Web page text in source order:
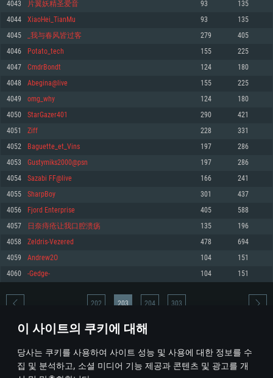
이 사이트의 쿠키에 대해
당사는 쿠키를 사용하여 사이트 성능 및 사용에 대한 정보를 수
집 및 분석하고, 소셜 미디어 기능 제공과 콘텐츠 및 광고를 개
최소사양
운영체제: Windows 10 (64 bit)
프로세서: 2.2 GHz 듀얼코어 이상
메모리: 4GB
그래픽 카드: DirectX 11 이상을 지원하는 AMD Radeon 77XX / NVIDIA
GeForce GT 660. 최소 사양 해상도: 720p
네트워크: 브로드밴드 인터넷
여유 저장 공간: 22.1 GB (최소 클라이언트)
권장 사양
570 혹은 그 이상
여유 저장 공간: 62.2 GB (전체 클라이언트)
최소사양
운영체제: Mac OS Big Sur 11.0
프로세서: 최소 2.2 GHz의 Core i5 (Intel Xeon 은 지원하지 않습니다)
메모리: 6 GB
그래픽 카드: Metal 을 지원하는 Intel Iris Pro 5200 (Mac), 혹은 이와 비슷한 성
능을 가지는 Mac 버전의 AMD/Nvidia. 최소 해상도: 720p
네트워크: 브로드밴드 인터넷
여유 저장 공간: 22.1 GB (최소 클라이언트)
권장 사양
네트워크: 브로드밴드 인터넷
여유 저장 공간: 62.2 GB (전체 클라이언트)
최소사양
운영체제: 64bit Linux 중 최신 버전
프로세서: 2.4 GHz 듀얼코어
메모리: 4 GB
그래픽 카드: Vulkan 을 지원하고, 최신 그래픽 드라이버를 지원하는 NVIDIA
660 (6개월 미만) 혹은 그와 동급의 성능을 가지며 최신 그래픽 드라이버를 지
원하는 AMD (6개월 미만; 최소사양 지원 해상도 720p)
네트워크: 브로드밴드 인터넷
여유 저장 공간: 22.1 GB (최소 클라이언트)
권장 사양
운영체제: Ubuntu 20.04 64bit
프로세서: Intel Core i7
메모리: 16 GB
그래픽 카드: Vulkan 을 지원하고, 최신 그래픽 드라이버를 지원하는 NVIDIA
1060 (6개월 미만) 혹은 그와 동급의 성능을 가지며 최신 그래픽 드라이버를
지원하는 AMD RX 570 (6개월 미만; 최소사양 지원 해상도 720p) 이상
여유 저장 공간: 62.2 GB (전체 클라이언트)
4043 片翼妖精圣爱音 93 135
4044 XiaoHei_TianMu 93 135
4045 _我与春风皆过客 279 405
4046 Potato_tech 155 225
4047 CmdrBondt 124 180
4048 Abegina@live 155 225
4049 omg_why 124 180
4050 StarGazer401 290 421
4051 Ziff 228 331
4052 Baguette_et_Vins 197 286
4053 Gustymiks2000@psn 197 286
4054 Sazabi FF@live 166 241
4055 SharpBoy 301 437
4056 Fjord Enterprise 405 588
4057 日奈痔疮让我口腔溃疡 135 196
4058 Zeldris-Vezered 478 694
4059 Andrew2O 104 151
4060 -Gedge- 104 151
* 순위표는 매일 1회 갱신됩니다
202 203 204 303